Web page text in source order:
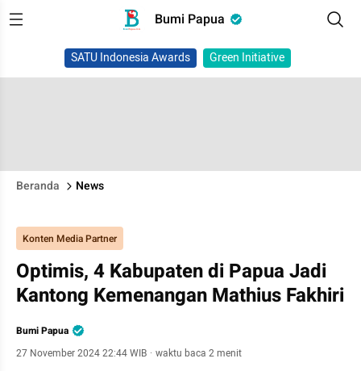
Bumi Papua
SATU Indonesia Awards Green Initiative
Beranda News
Konten Media Partner
Optimis, 4 Kabupaten di Papua Jadi
Kantong Kemenangan Mathius Fakhiri
Bumi Papua
27 November 2024 22:44 WIB · waktu baca 2 menit